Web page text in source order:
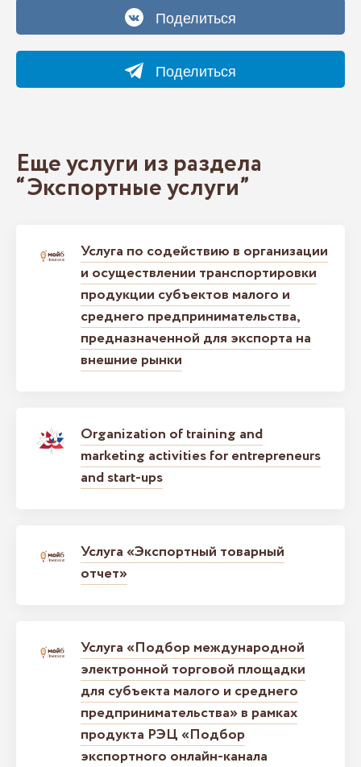
Поделиться
Поделиться
Еще услуги из раздела
“Экспортные услуги”
Услуга по содействию в организации
и осуществлении транспортировки
продукции субъектов малого и
среднего предпринимательства,
предназначенной для экспорта на
внешние рынки
Organization of training and
marketing activities for entrepreneurs
and start-ups
Услуга «Экспортный товарный
отчет»
Услуга «Подбор международной
электронной торговой площадки
для субъекта малого и среднего
предпринимательства» в рамках
продукта РЭЦ «Подбор
экспортного онлайн-канала